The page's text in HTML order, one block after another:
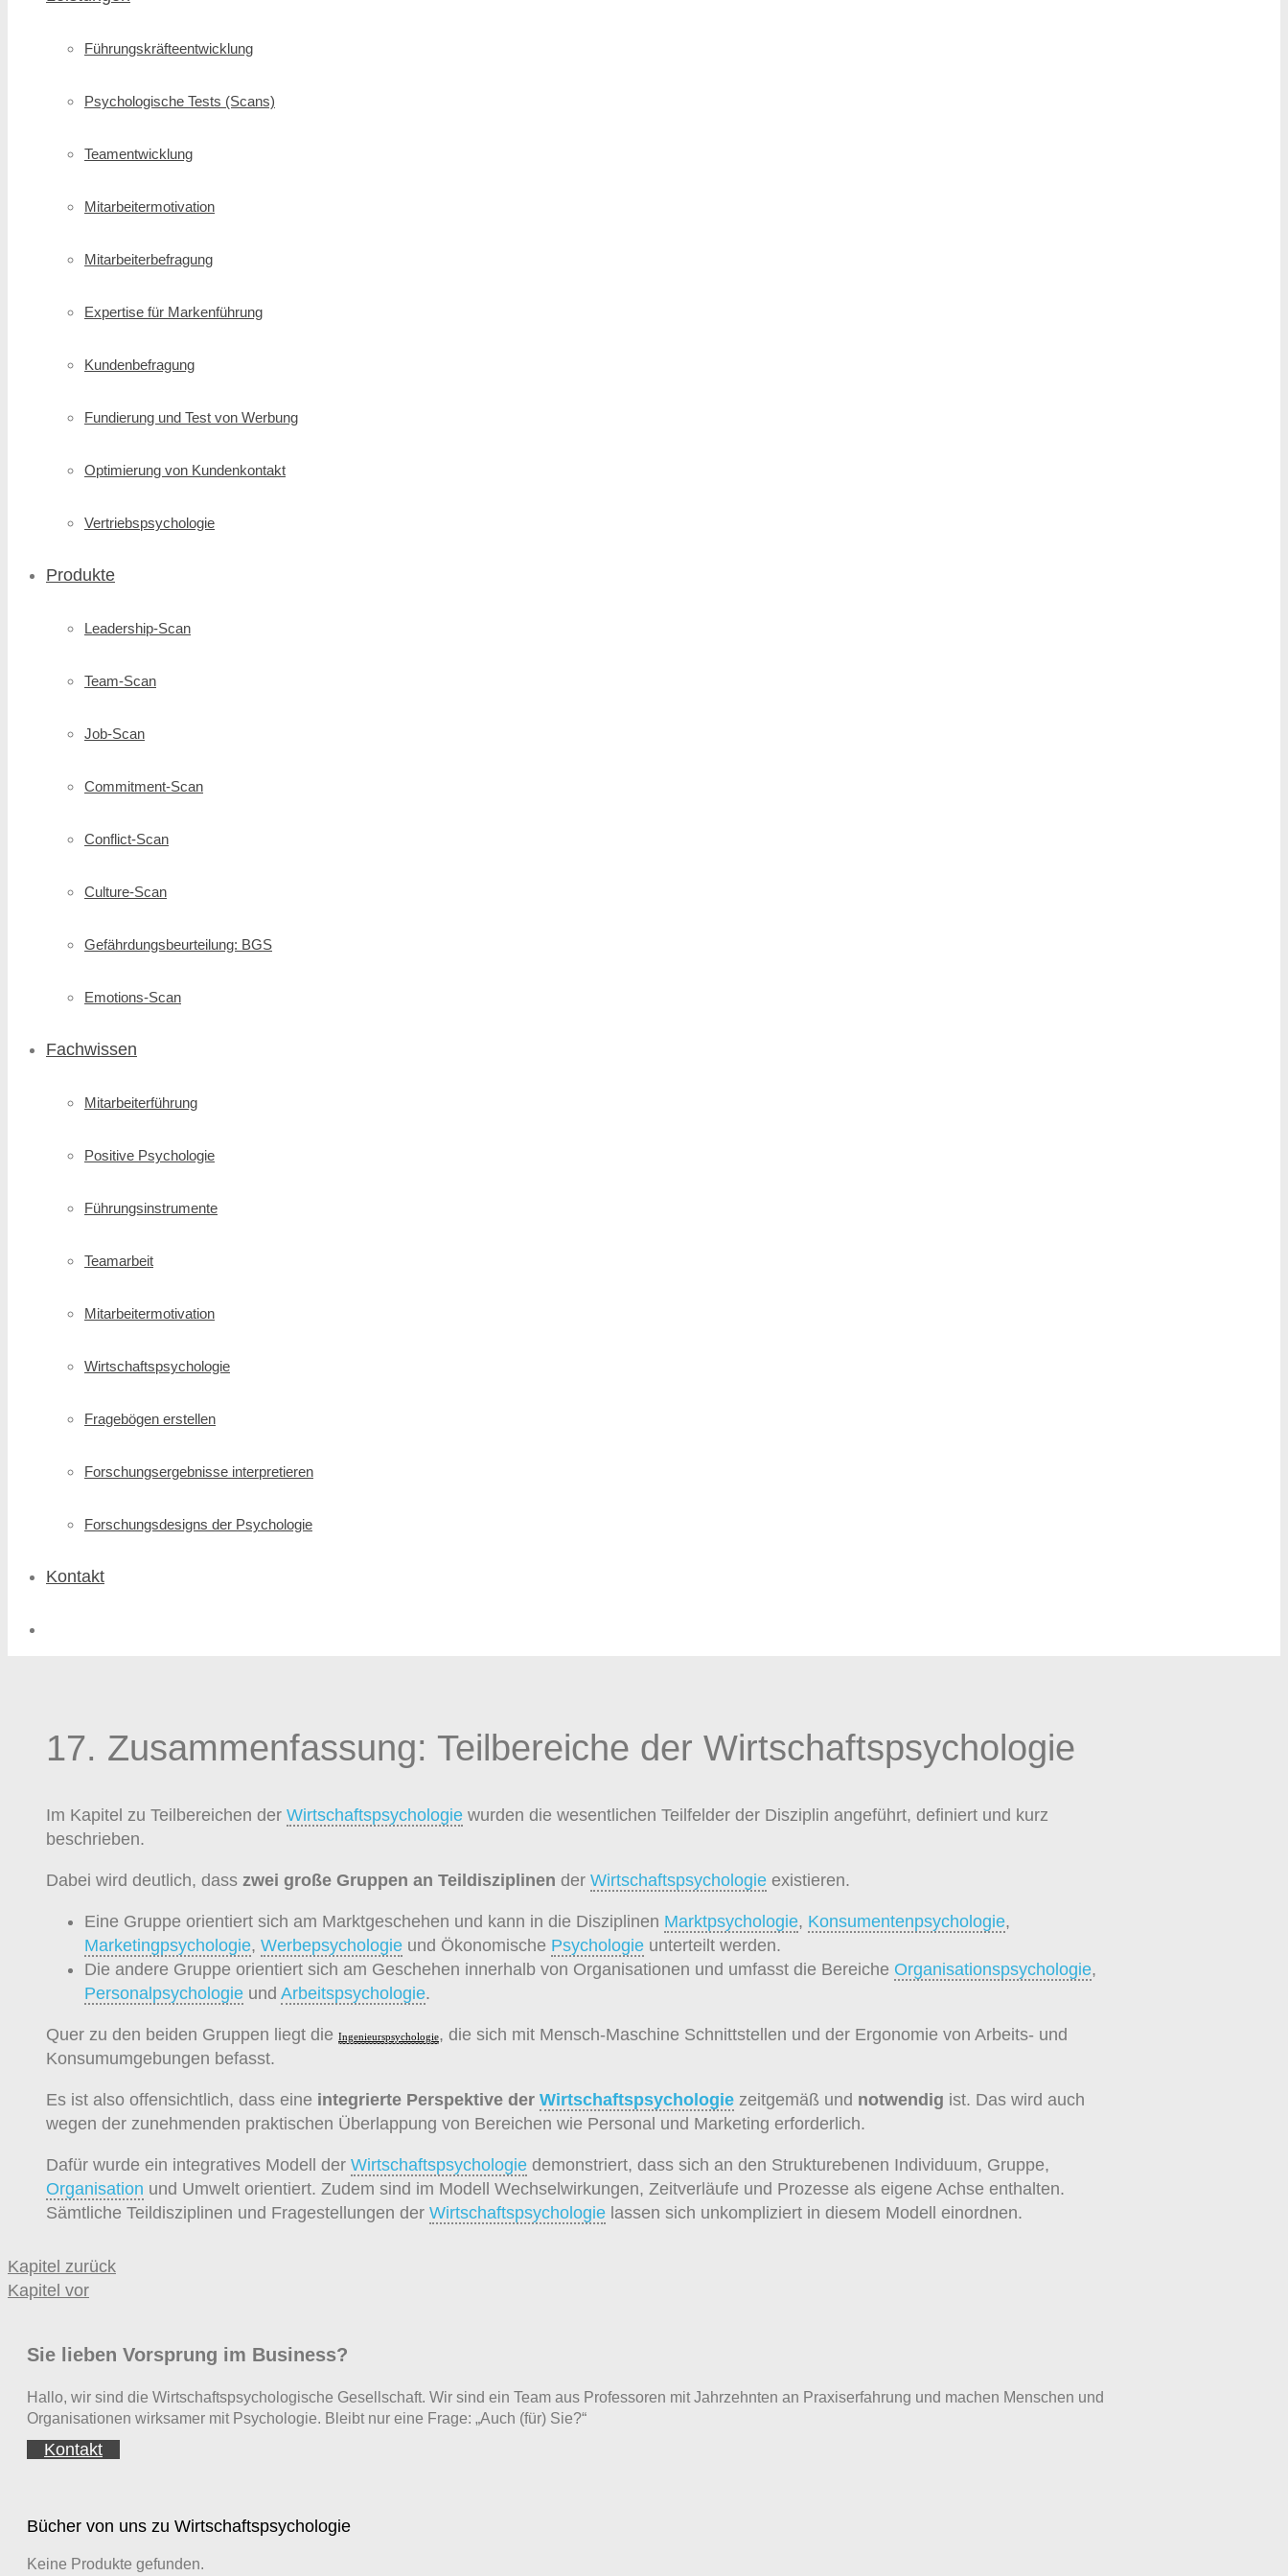
Führungskräfte­entwicklung
Psychologische Tests (Scans)
Teamentwicklung
Mitarbeitermotivation
Mitarbeiterbefragung
Expertise für Markenführung
Kundenbefragung
Fundierung und Test von Werbung
Optimierung von Kundenkontakt
Vertriebspsychologie
Produkte
Leadership-Scan
Team-Scan
Job-Scan
Commitment-Scan
Conflict-Scan
Culture-Scan
Gefährdungsbeurteilung: BGS
Emotions-Scan
Fachwissen
Mitarbeiterführung
Positive Psychologie
Führungsinstrumente
Teamarbeit
Mitarbeitermotivation
Wirtschafts­psychologie
Fragebögen erstellen
Forschungs­ergebnisse interpretieren
Forschungsdesigns der Psychologie
Kontakt
17. Zusammenfassung: Teilbereiche der Wirtschaftspsychologie
Im Kapitel zu Teilbereichen der Wirtschaftspsychologie wurden die wesentlichen Teilfelder der Disziplin angeführt, definiert und kurz
beschrieben.
Dabei wird deutlich, dass zwei große Gruppen an Teildisziplinen der Wirtschaftspsychologie existieren.
Eine Gruppe orientiert sich am Marktgeschehen und kann in die Disziplinen Marktpsychologie, Konsumentenpsychologie,
Marketingpsychologie, Werbepsychologie und Ökonomische Psychologie unterteilt werden.
Die andere Gruppe orientiert sich am Geschehen innerhalb von Organisationen und umfasst die Bereiche Organisationspsychologie,
Personalpsychologie und Arbeitspsychologie.
Quer zu den beiden Gruppen liegt die Ingenieurspsychologie, die sich mit Mensch-Maschine Schnittstellen und der Ergonomie von Arbeits- und
Konsumumgebungen befasst.
Es ist also offensichtlich, dass eine integrierte Perspektive der Wirtschaftspsychologie zeitgemäß und notwendig ist. Das wird auch
wegen der zunehmenden praktischen Überlappung von Bereichen wie Personal und Marketing erforderlich.
Dafür wurde ein integratives Modell der Wirtschaftspsychologie demonstriert, dass sich an den Strukturebenen Individuum, Gruppe,
Organisation und Umwelt orientiert. Zudem sind im Modell Wechselwirkungen, Zeitverläufe und Prozesse als eigene Achse enthalten.
Sämtliche Teildisziplinen und Fragestellungen der Wirtschaftspsychologie lassen sich unkompliziert in diesem Modell einordnen.
Kapitel zurück
Kapitel vor
Sie lieben Vorsprung im Business?
Hallo, wir sind die Wirtschaftspsychologische Gesellschaft. Wir sind ein Team aus Professoren mit Jahrzehnten an Praxiserfahrung und machen Menschen und
Organisationen wirksamer mit Psychologie. Bleibt nur eine Frage: „Auch (für) Sie?“
Kontakt
Bücher von uns zu Wirtschaftspsychologie
Keine Produkte gefunden.